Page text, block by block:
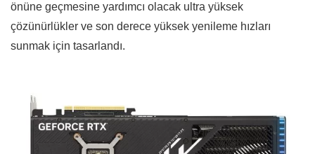
önüne geçmesine yardımcı olacak ultra yüksek
çözünürlükler ve son derece yüksek yenileme hızları
sunmak için tasarlandı.